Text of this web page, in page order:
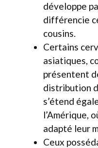
développe
différencie
cousins.
Certains
asiatiques,
présentent
distribution
s’étend
l’Amérique,
adapté leur
Ceux